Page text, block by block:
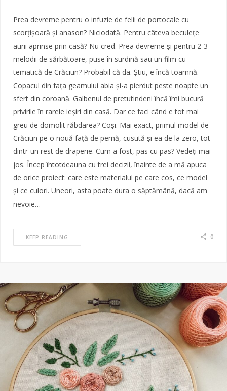
Prea devreme pentru o infuzie de felii de portocale cu
scorțișoară și anason? Niciodată. Pentru câteva beculețe
aurii aprinse prin casă? Nu cred. Prea devreme și pentru 2-3
melodii de sărbătoare, puse în surdină sau un film cu
tematică de Crăciun? Probabil că da. Știu, e încă toamnă.
Copacul din fața geamului abia și-a pierdut peste noapte un
sfert din coroană. Galbenul de pretutindeni încă îmi bucură
privirile în rarele ieșiri din casă. Dar ce faci când e tot mai
greu de domolit răbdarea? Coși. Mai exact, primul model de
Crăciun pe o nouă față de pernă, cusută și ea de la zero, tot
dintr-un rest de draperie. Cum a fost, pas cu pas? Vedeți mai
jos. Încep întotdeauna cu trei decizii, înainte de a mă apuca
de orice proiect: care este materialul pe care cos, ce model
și ce culori. Uneori, asta poate dura o săptămână, dacă am
nevoie…
KEEP READING 0